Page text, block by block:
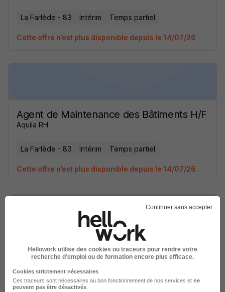
La Farlède - 83 Intérim Temps partiel
Cette offre n’est plus disponible depuis le 14/07/26
Agent de Maintenance des Bâtiments H/F
Aquila RH
La Farlède - 83 Intérim Temps partiel
Cette offre n’est plus disponible depuis le 14/07/26
Agent de Maintenance des Bâtiments H/F
Aquila RH
La Farlède - 83 Intérim Temps partiel
Continuer sans accepter
Hellowork utilise des cookies ou traceurs pour rendre votre
recherche d’emploi ou de formation encore plus efficace.
Cookies strictement nécessaires
Ces traceurs sont nécessaires au bon fonctionnement de nos services et ne
peuvent pas être désactivés